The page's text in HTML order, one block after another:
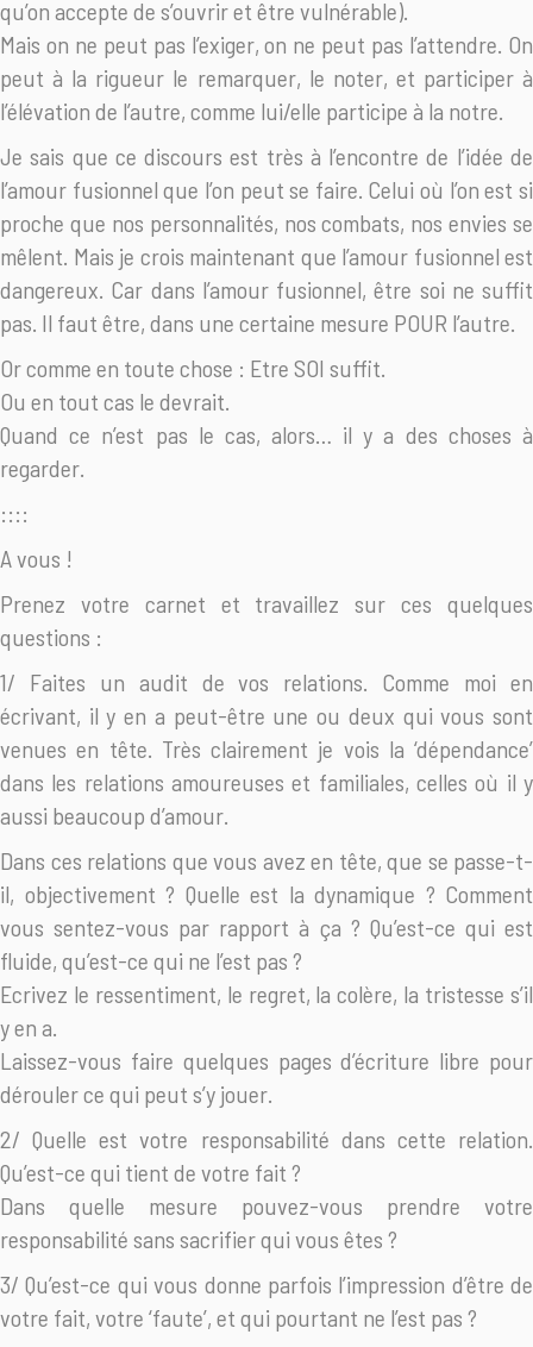
qu’on accepte de s’ouvrir et être vulnérable).
Mais on ne peut pas l’exiger, on ne peut pas l’attendre. On
peut à la rigueur le remarquer, le noter, et participer à
l’élévation de l’autre, comme lui/elle participe à la notre.
Je sais que ce discours est très à l’encontre de l’idée de
l’amour fusionnel que l’on peut se faire. Celui où l’on est si
proche que nos personnalités, nos combats, nos envies se
mêlent. Mais je crois maintenant que l’amour fusionnel est
dangereux. Car dans l’amour fusionnel, être soi ne suffit
pas. Il faut être, dans une certaine mesure POUR l’autre.
Or comme en toute chose : Etre SOI suffit.
Ou en tout cas le devrait.
Quand ce n’est pas le cas, alors… il y a des choses à
regarder.
::::
A vous !
Prenez votre carnet et travaillez sur ces quelques
questions :
1/ Faites un audit de vos relations. Comme moi en
écrivant, il y en a peut-être une ou deux qui vous sont
venues en tête. Très clairement je vois la ‘dépendance’
dans les relations amoureuses et familiales, celles où il y
aussi beaucoup d’amour.
Dans ces relations que vous avez en tête, que se passe-t-
il, objectivement ? Quelle est la dynamique ? Comment
vous sentez-vous par rapport à ça ? Qu’est-ce qui est
fluide, qu’est-ce qui ne l’est pas ?
Ecrivez le ressentiment, le regret, la colère, la tristesse s’il
y en a.
Laissez-vous faire quelques pages d’écriture libre pour
dérouler ce qui peut s’y jouer.
2/ Quelle est votre responsabilité dans cette relation.
Qu’est-ce qui tient de votre fait ?
Dans quelle mesure pouvez-vous prendre votre
responsabilité sans sacrifier qui vous êtes ?
3/ Qu’est-ce qui vous donne parfois l’impression d’être de
votre fait, votre ‘faute’, et qui pourtant ne l’est pas ?